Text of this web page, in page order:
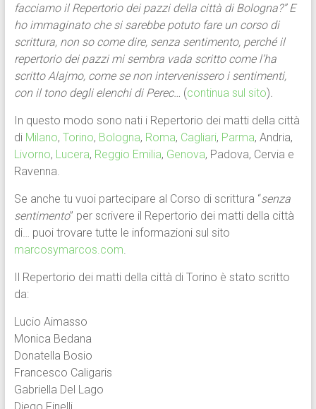
facciamo il Repertorio dei pazzi della città di Bologna?” E
ho immaginato che si sarebbe potuto fare un corso di
scrittura, non so come dire, senza sentimento, perché il
repertorio dei pazzi mi sembra vada scritto come l’ha
scritto Alajmo, come se non intervenissero i sentimenti,
con il tono degli elenchi di Perec…
(continua sul sito)
In questo modo sono nati i Repertorio dei matti della città
di Milano, Torino, Bologna, Roma, Cagliari, Parma, Andria,
Livorno, Lucera, Reggio Emilia, Genova, Padova, Cervia e
Ravenna.
Se anche tu vuoi partecipare al Corso di scrittura “senza
sentimento” per scrivere il Repertorio dei matti della città
di… puoi trovare tutte le informazioni sul sito
marcosymarcos.com
Il Repertorio dei matti della città di Torino è stato scritto
da:
Lucio Aimasso
Monica Bedana
Donatella Bosio
Francesco Caligaris
Gabriella Del Lago